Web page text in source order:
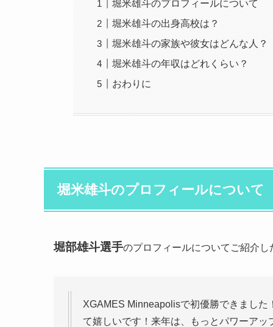
堀米雄斗のプロフィールについて
堀米雄斗の出身高校は？
堀米雄斗の家族や彼女はどんな人？
堀米雄斗の年収はどれくらい？
おわりに
堀米雄斗のプロフィールについて
堀部雄斗選手のプロフィールについてご紹介し
XGAMES Minneapolisで初優勝できまし
て嬉しいです！来年は、もっとパワーア